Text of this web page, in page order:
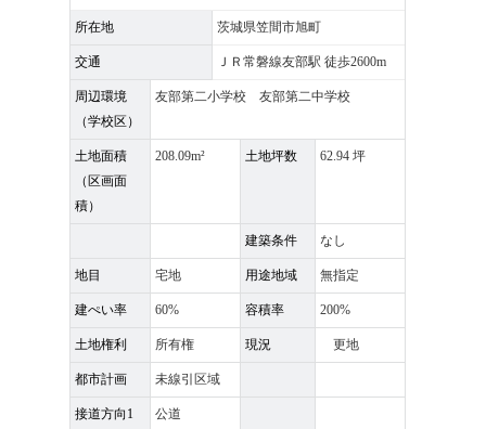
所在地 茨城県笠間市旭町
交通 ＪＲ常磐線友部駅 徒歩2600m
周辺環境
（学校区）
友部第二小学校 友部第二中学校
土地面積
（区画面
積）
208.09m² 土地坪数 62.94 坪
建築条件 なし
地目 宅地 用途地域 無指定
建ぺい率 60% 容積率 200%
土地権利 所有権 現況 更地
都市計画 未線引区域
接道方向1
公道